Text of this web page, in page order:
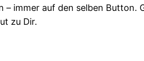
immer auf den selben Button.
zu Dir.